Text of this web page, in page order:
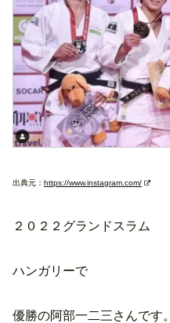
出典元： https://www.instagram.com/
２０２２グランドスラム
ハンガリーで
優勝の阿部一二三さんです。